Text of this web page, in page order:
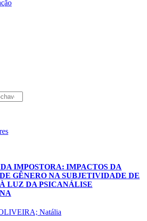
IMPOSTORA: IMPACTOS DA
GÊNERO NA SUBJETIVIDADE DE
LUZ DA PSICANÁLISE
Natália